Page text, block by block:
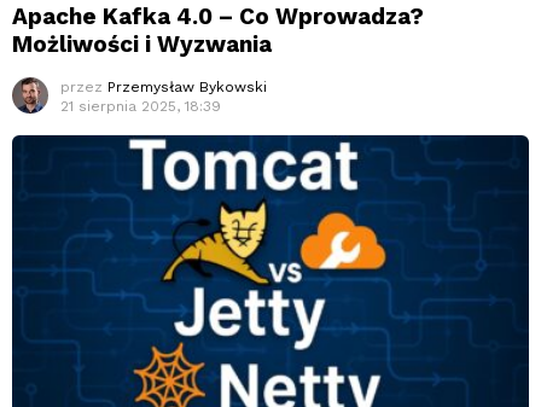
Apache Kafka 4.0 – Co Wprowadza?
Możliwości i Wyzwania
przez Przemysław Bykowski
21 sierpnia 2025, 18:39